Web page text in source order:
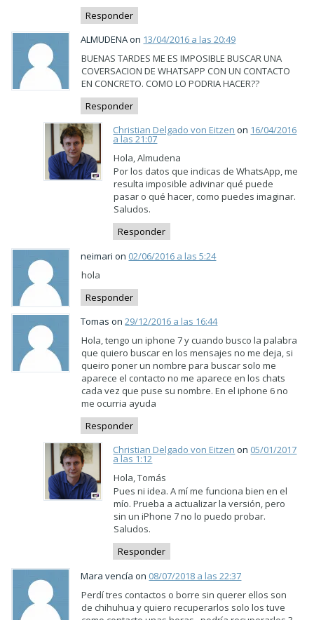
Responder
ALMUDENA on 13/04/2016 a las 20:49
BUENAS TARDES ME ES IMPOSIBLE BUSCAR UNA
COVERSACION DE WHATSAPP CON UN CONTACTO
EN CONCRETO. COMO LO PODRIA HACER??
Responder
Christian Delgado von Eitzen on 16/04/2016
a las 21:07
Hola, Almudena
Por los datos que indicas de WhatsApp, me
resulta imposible adivinar qué puede
pasar o qué hacer, como puedes imaginar.
Saludos.
Responder
neimari on 02/06/2016 a las 5:24
hola
Responder
Tomas on29/12/2016 a las 16:44
Hola, tengo un iphone 7 y cuando busco la palabra
que quiero buscar en los mensajes no me deja, si
queiro poner un nombre para buscar solo me
aparece el contacto no me aparece en los chats
cada vez que puse su nombre. En el iphone 6 no
me ocurria ayuda
Responder
Christian Delgado von Eitzen on 05/01/2017
a las 1:12
Hola, Tomás
Pues ni idea. A mí me funciona bien en el
mío. Prueba a actualizar la versión, pero
sin un iPhone 7 no lo puedo probar.
Saludos.
Responder
Mara vencía on 08/07/2018 a las 22:37
Perdí tres contactos o borre sin querer ellos son
de chihuhua y quiero recuperarlos solo los tuve